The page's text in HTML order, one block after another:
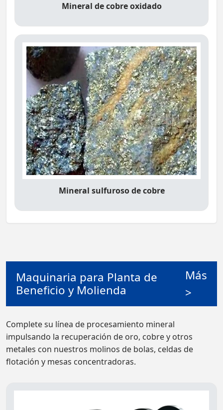
Mineral de cobre oxidado
Mineral sulfuroso de cobre
Maquinaria para Planta de
Beneficio y Molienda
Más
>
Complete su línea de procesamiento mineral
impulsando la recuperación de oro, cobre y otros
metales con nuestros molinos de bolas, celdas de
flotación y mesas concentradoras.